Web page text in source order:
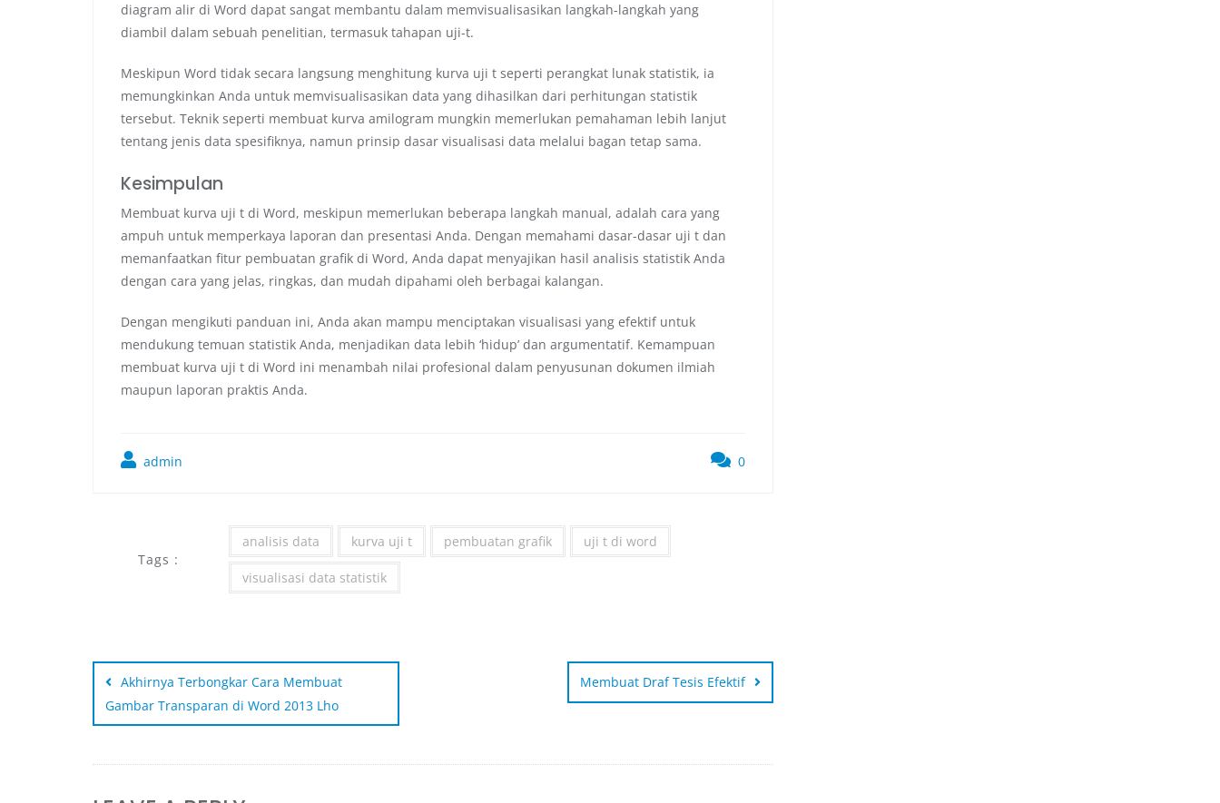
diagram alir di Word dapat sangat membantu dalam memvisualisasikan langkah-langkah yang
diambil dalam sebuah penelitian, termasuk tahapan uji-t.
Meskipun Word tidak secara langsung menghitung kurva uji t seperti perangkat lunak statistik, ia
memungkinkan Anda untuk memvisualisasikan data yang dihasilkan dari perhitungan statistik
tersebut. Teknik seperti membuat kurva amilogram mungkin memerlukan pemahaman lebih lanjut
tentang jenis data spesifiknya, namun prinsip dasar visualisasi data melalui bagan tetap sama.
Kesimpulan
Membuat kurva uji t di Word, meskipun memerlukan beberapa langkah manual, adalah cara yang
ampuh untuk memperkaya laporan dan presentasi Anda. Dengan memahami dasar-dasar uji t dan
memanfaatkan fitur pembuatan grafik di Word, Anda dapat menyajikan hasil analisis statistik Anda
dengan cara yang jelas, ringkas, dan mudah dipahami oleh berbagai kalangan.
Dengan mengikuti panduan ini, Anda akan mampu menciptakan visualisasi yang efektif untuk
mendukung temuan statistik Anda, menjadikan data lebih ‘hidup’ dan argumentatif. Kemampuan
membuat kurva uji t di Word ini menambah nilai profesional dalam penyusunan dokumen ilmiah
maupun laporan praktis Anda.
admin 0
Tags :
analisis data kurva uji t pembuatan grafik uji t di word
visualisasi data statistik
Akhirnya Terbongkar Cara Membuat
Gambar Transparan di Word 2013 Lho
Membuat Draf Tesis Efektif